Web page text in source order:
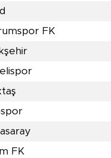
FK
FK